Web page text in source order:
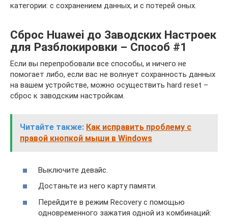
категории: с сохранением данных, и с потерей оных.
Сброс Huawei до Заводских Настроек
для Разблокировки – Способ #1
Если вы перепробовали все способы, и ничего не
помогает либо, если вас не волнует сохранность данных
на вашем устройстве, можно осуществить hard reset –
сброс к заводским настройкам.
Читайте также: Как исправить проблему с
правой кнопкой мыши в Windows
Выключите девайс.
Достаньте из него карту памяти.
Перейдите в режим Recovery с помощью
одновременного зажатия одной из комбинаций: